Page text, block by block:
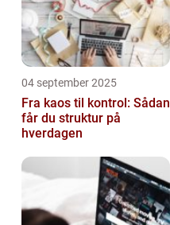
04 september 2025
Fra kaos til kontrol: Sådan
får du struktur på
hverdagen